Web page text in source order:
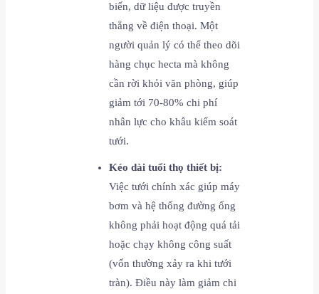
biến, dữ liệu được truyền
thẳng về điện thoại. Một
người quản lý có thể theo dõi
hàng chục hecta mà không
cần rời khỏi văn phòng, giúp
giảm tới 70-80% chi phí
nhân lực cho khâu kiểm soát
tưới.
Kéo dài tuổi thọ thiết bị:
Việc tưới chính xác giúp máy
bơm và hệ thống đường ống
không phải hoạt động quá tải
hoặc chạy không công suất
(vốn thường xảy ra khi tưới
tràn). Điều này làm giảm chi